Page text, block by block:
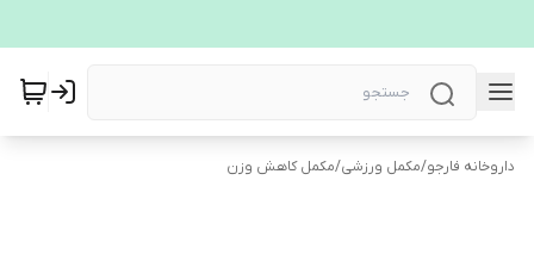
داروخانه فارجو/مکمل ورزشی/مکمل کاهش وزن